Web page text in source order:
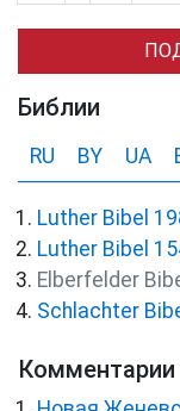
Библии
RU BY UA
Luther Bibel
Luther Bibel
Elberfelder
Schlachter
Комментарии